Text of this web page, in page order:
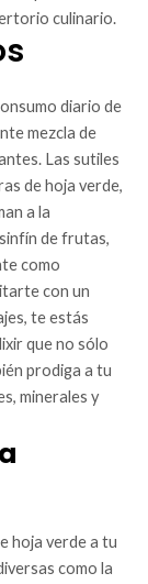
culinario.
diario de
mezcla de
Las sutiles
de hoja verde,
a la
de frutas,
como
con un
te estás
que no sólo
prodiga a tu
minerales y
hoja verde a tu
como la